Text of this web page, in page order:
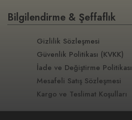
Bilgilendirme & Şeffaflık
Gizlilik Sözleşmesi
Güvenlik Politikası (KVKK)
İade ve Değiştirme Politikası
Mesafeli Satış Sözleşmesi
Kargo ve Teslimat Koşulları